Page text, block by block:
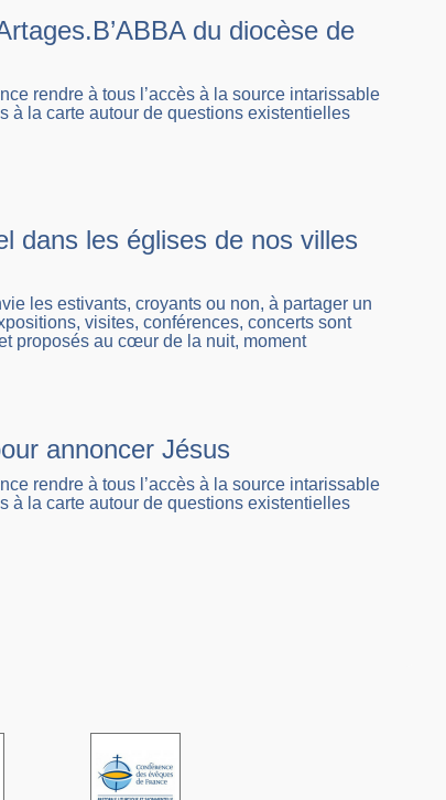
du diocèse de
rendre à tous l’accès à la source intarissable
à la carte autour de questions existentielles
dans les églises de nos villes
les estivants, croyants ou non, à partager un
visites, conférences, concerts sont
proposés au cœur de la nuit, moment
annoncer Jésus
rendre à tous l’accès à la source intarissable
à la carte autour de questions existentielles